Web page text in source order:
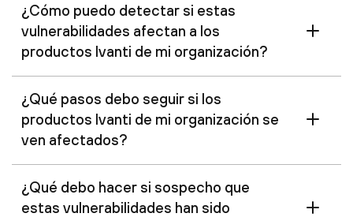
¿Cómo puedo detectar si estas
vulnerabilidades afectan a los
productos Ivanti de mi organización?
¿Qué pasos debo seguir si los
productos Ivanti de mi organización se
ven afectados?
¿Qué debo hacer si sospecho que
estas vulnerabilidades han sido